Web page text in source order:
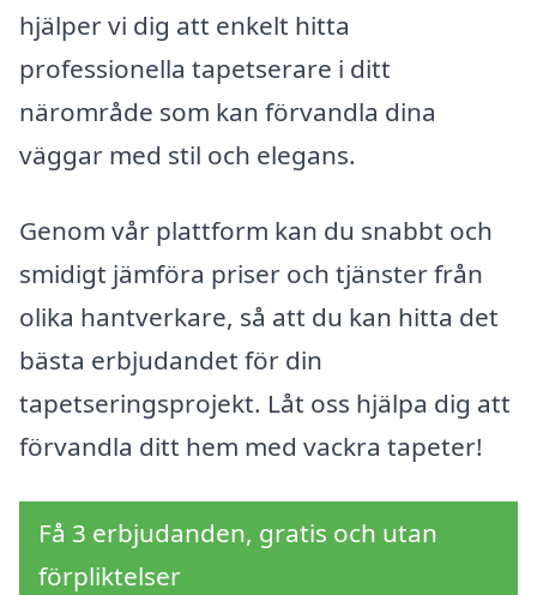
hjälper vi dig att enkelt hitta
professionella tapetserare i ditt
närområde som kan förvandla dina
väggar med stil och elegans.
Genom vår plattform kan du snabbt och
smidigt jämföra priser och tjänster från
olika hantverkare, så att du kan hitta det
bästa erbjudandet för din
tapetseringsprojekt. Låt oss hjälpa dig att
förvandla ditt hem med vackra tapeter!
Få 3 erbjudanden, gratis och utan
förpliktelser